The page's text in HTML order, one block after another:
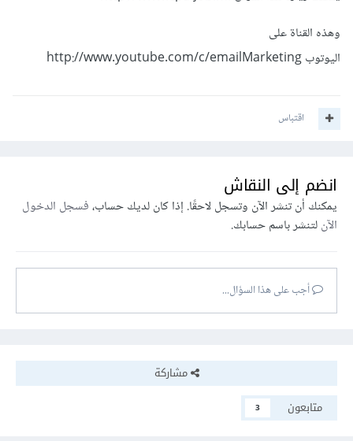
وهذه القناة على
اليوتوب http://www.youtube.com/c/emailMarketing
اقتباس
انضم إلى النقاش
يمكنك أن تنشر الآن وتسجل لاحقًا. إذا كان لديك حساب،فسجل الدخول
الآنلتنشر باسم حسابك.
أجب على هذا السؤال...
مشاركة
متابعون
3